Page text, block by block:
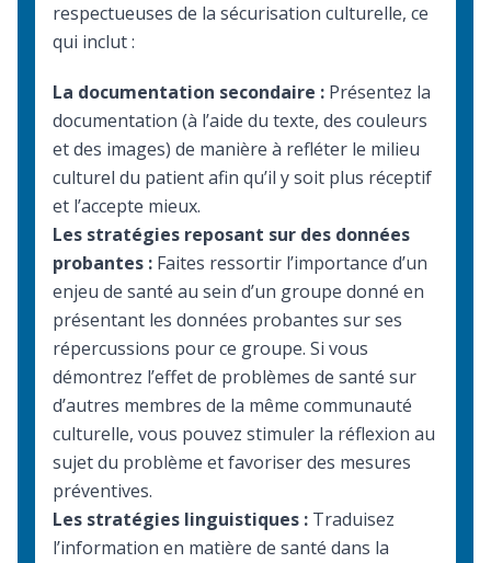
respectueuses de la sécurisation culturelle, ce
qui inclut :
La documentation secondaire : Présentez la
documentation (à l’aide du texte, des couleurs
et des images) de manière à refléter le milieu
culturel du patient afin qu’il y soit plus réceptif
et l’accepte mieux.
Les stratégies reposant sur des données
probantes : Faites ressortir l’importance d’un
enjeu de santé au sein d’un groupe donné en
présentant les données probantes sur ses
répercussions pour ce groupe. Si vous
démontrez l’effet de problèmes de santé sur
d’autres membres de la même communauté
culturelle, vous pouvez stimuler la réflexion au
sujet du problème et favoriser des mesures
préventives.
Les stratégies linguistiques : Traduisez
l’information en matière de santé dans la